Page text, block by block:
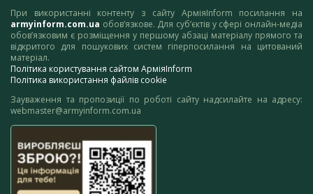
При використанні контенту з сайту АрміяInform посилання на
armyinform.com.ua обов’язкове. Для суб’єктів у сфері онлайн-медіа
обов’язковим є розміщення у першому абзаці матеріалу прямого та
відкритого для пошукових систем гіперпосилання на цитований
матеріал.
Політика користування сайтом АрміяInform
Політика використання файлів cookie
Зауваження та пропозиції по роботі сайту надсилайте на адресу:
webmaster@armyinform.com.ua